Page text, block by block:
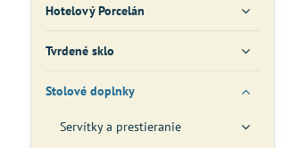
Hotelový Porcelán
Tvrdené sklo
Stolové doplnky
Servítky a prestieranie